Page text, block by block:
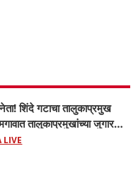
शिंदे गटाचा तालुकाप्रमुख
तालुकाप्रमुखांच्या जुगार
पथकाची धाड.. अंधारात
LIVE